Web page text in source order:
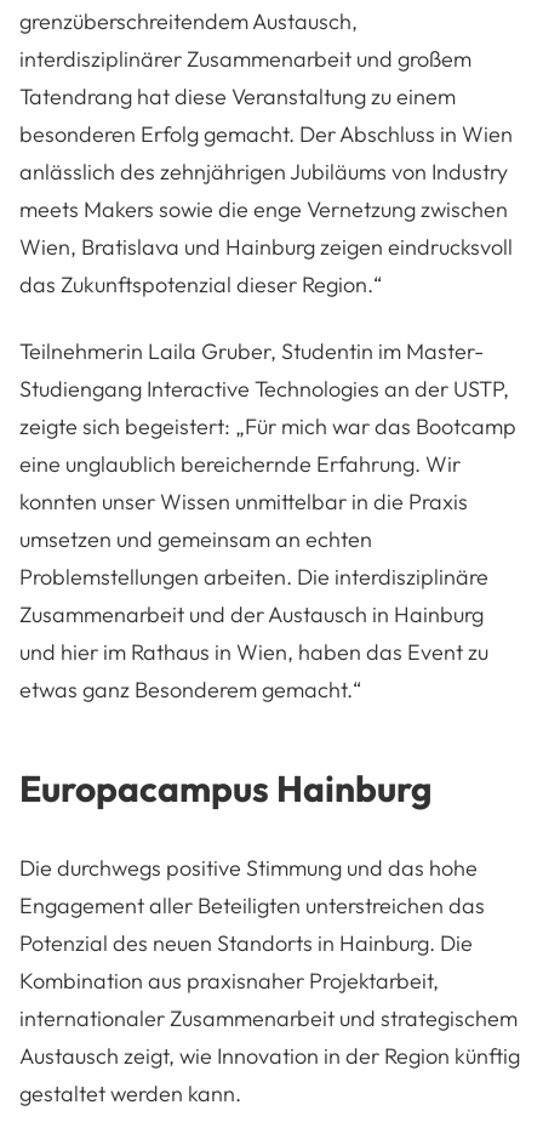
grenzüberschreitendem Austausch,
interdisziplinärer Zusammenarbeit und großem
Tatendrang hat diese Veranstaltung zu einem
besonderen Erfolg gemacht. Der Abschluss in Wien
anlässlich des zehnjährigen Jubiläums von Industry
meets Makers sowie die enge Vernetzung zwischen
Wien, Bratislava und Hainburg zeigen eindrucksvoll
das Zukunftspotenzial dieser Region.“
Teilnehmerin Laila Gruber, Studentin im Master-
Studiengang Interactive Technologies an der USTP,
zeigte sich begeistert: „Für mich war das Bootcamp
eine unglaublich bereichernde Erfahrung. Wir
konnten unser Wissen unmittelbar in die Praxis
umsetzen und gemeinsam an echten
Problemstellungen arbeiten. Die interdisziplinäre
Zusammenarbeit und der Austausch in Hainburg
und hier im Rathaus in Wien, haben das Event zu
etwas ganz Besonderem gemacht.“
Europacampus Hainburg
Die durchwegs positive Stimmung und das hohe
Engagement aller Beteiligten unterstreichen das
Potenzial des neuen Standorts in Hainburg. Die
Kombination aus praxisnaher Projektarbeit,
internationaler Zusammenarbeit und strategischem
Austausch zeigt, wie Innovation in der Region künftig
gestaltet werden kann.